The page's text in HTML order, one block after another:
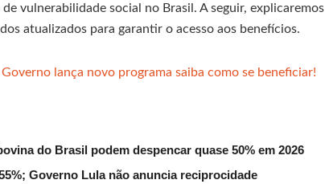
vulnerabilidade social no Brasil. A seguir, explicaremos
atualizados para garantir o acesso aos benefícios.
lança novo programa saiba como se beneficiar!
do Brasil podem despencar quase 50% em 2026
Governo Lula não anuncia reciprocidade